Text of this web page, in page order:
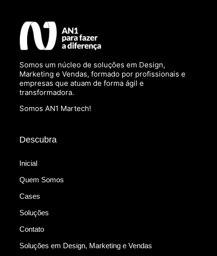
Somos um núcleo de soluções em Design,
Marketing e Vendas, formado por profissionais e
empresas que atuam de forma ágil e
transformadora.
Somos AN1 Martech!
Descubra
Inicial
Quem Somos
Cases
Soluções
Contato
Soluções em Design, Marketing e Vendas